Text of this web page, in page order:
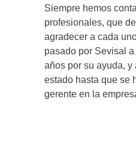
Siempre hemos
profesionales, que
agradecer a cada
pasado por Sevisal
años por su ayuda, y
estado hasta que se
gerente en la